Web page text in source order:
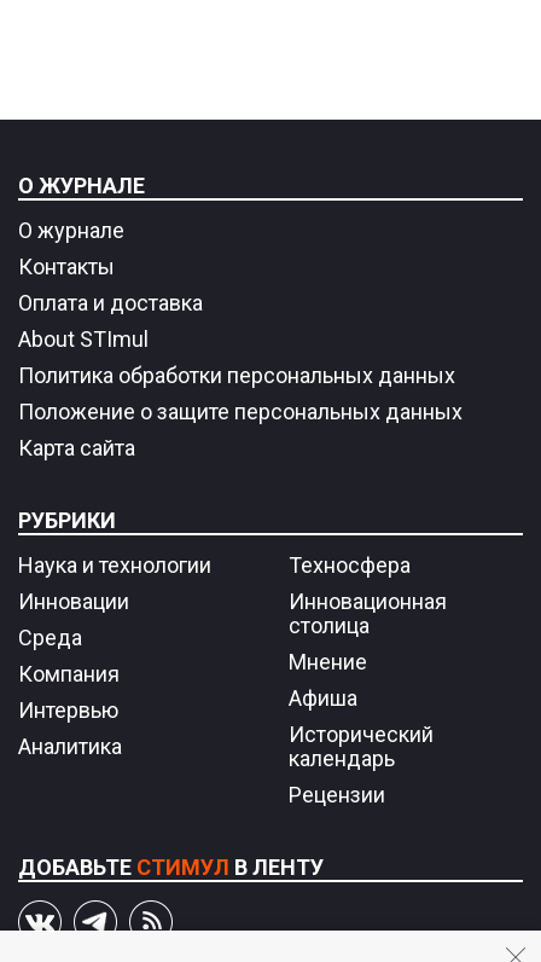
О ЖУРНАЛЕ
О журнале
Контакты
Оплата и доставка
About STImul
Политика обработки персональных данных
Положение о защите персональных данных
Карта сайта
РУБРИКИ
Наука и технологии
Инновации
Среда
Компания
Интервью
Аналитика
Техносфера
Инновационная
столица
Мнение
Афиша
Исторический
календарь
Рецензии
ДОБАВЬТЕ СТИМУЛ В ЛЕНТУ